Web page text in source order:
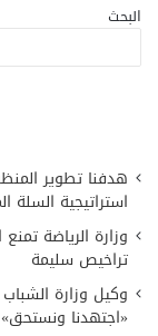
البحث
هدفنا تطوير
استراتيجية السلة
وزارة الرياضة
تراخيص سليمة
وكيل وزارة الشباب
«اجتهدنا